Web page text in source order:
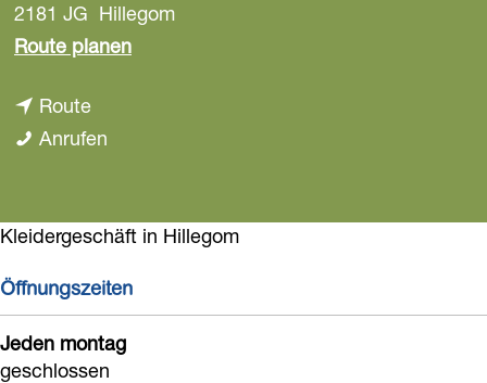
2181 JG Hillegom
Route planenb
t
Routeb
i
l
t
z
h
Anrufen
t
h
l
Kleidergeschäft in Hillegom
Öffnungszeiten
Jeden montag
geschlossen